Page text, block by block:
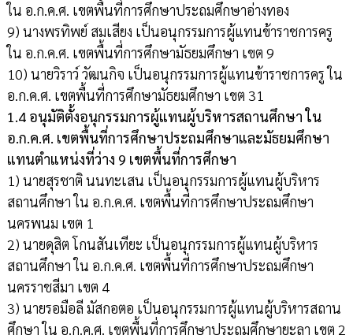
ใน อ.ก.ค.ศ. เขตพื้นที่การศึกษาประถมศึกษาอ่างทอง
9) นางพรทิพย์ สมเสียง เป็นอนุกรรมการผู้แทนข้าราชการครู
ใน อ.ก.ค.ศ. เขตพื้นที่การศึกษามัธยมศึกษา เขต 9
10) นายวิราว์ วัฒนกิจ เป็นอนุกรรมการผู้แทนข้าราชการครู ใน
อ.ก.ค.ศ. เขตพื้นที่การศึกษามัธยมศึกษา เขต 31
1.4 อนุมัติตั้งอนุกรรมการผู้แทนผู้บริหารสถานศึกษา ใน
อ.ก.ค.ศ. เขตพื้นที่การศึกษาประถมศึกษาและมัธยมศึกษา
แทนตำแหน่งที่ว่าง 9 เขตพื้นที่การศึกษา
1) นายสุรชาติ นนทะเสน เป็นอนุกรรมการผู้แทนผู้บริหาร
สถานศึกษา ใน อ.ก.ค.ศ. เขตพื้นที่การศึกษาประถมศึกษา
นครพนม เขต 1
2) นายดุสิต โกนสันเทียะ เป็นอนุกรรมการผู้แทนผู้บริหาร
สถานศึกษา ใน อ.ก.ค.ศ. เขตพื้นที่การศึกษาประถมศึกษา
นครราชสีมา เขต 4
3) นายรอมือลี มัสกอตอ เป็นอนุกรรมการผู้แทนผู้บริหารสถาน
ศึกษา ใน อ.ก.ค.ศ. เขตพื้นที่การศึกษาประถมศึกษายะลา เขต 2